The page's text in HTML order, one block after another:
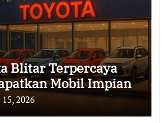
Blitar Terpercaya
Mobil Impian
2026